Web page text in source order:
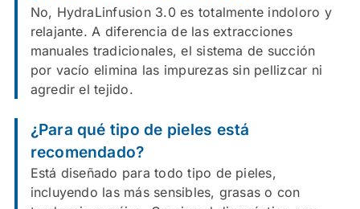
No, HydraLinfusion 3.0 es totalmente indoloro y
relajante. A diferencia de las extracciones
manuales tradicionales, el sistema de succión
por vacío elimina las impurezas sin pellizcar ni
agredir el tejido.
¿Para qué tipo de pieles está
recomendado?
Está diseñado para todo tipo de pieles,
incluyendo las más sensibles, grasas o con